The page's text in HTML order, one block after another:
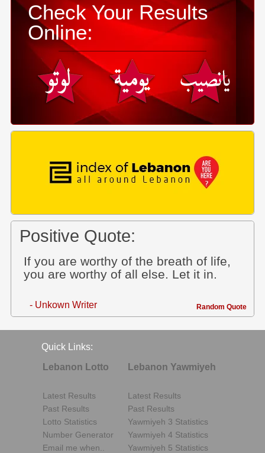
Check Your Results
Online:
Positive Quote:
If you are worthy of the breath of life,
you are worthy of all else. Let it in.
- Unkown Writer Random Quote
Quick Links:
Lebanon Lotto
Latest Results
Past Results
Lotto Statistics
Number Generator
Email me when..
Lebanon Yawmiyeh
Latest Results
Past Results
Yawmiyeh 3 Statistics
Yawmiyeh 4 Statistics
Yawmiyeh 5 Statistics